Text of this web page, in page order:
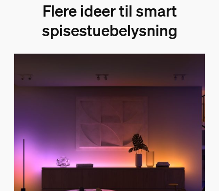
Flere ideer til smart
spisestuebelysning